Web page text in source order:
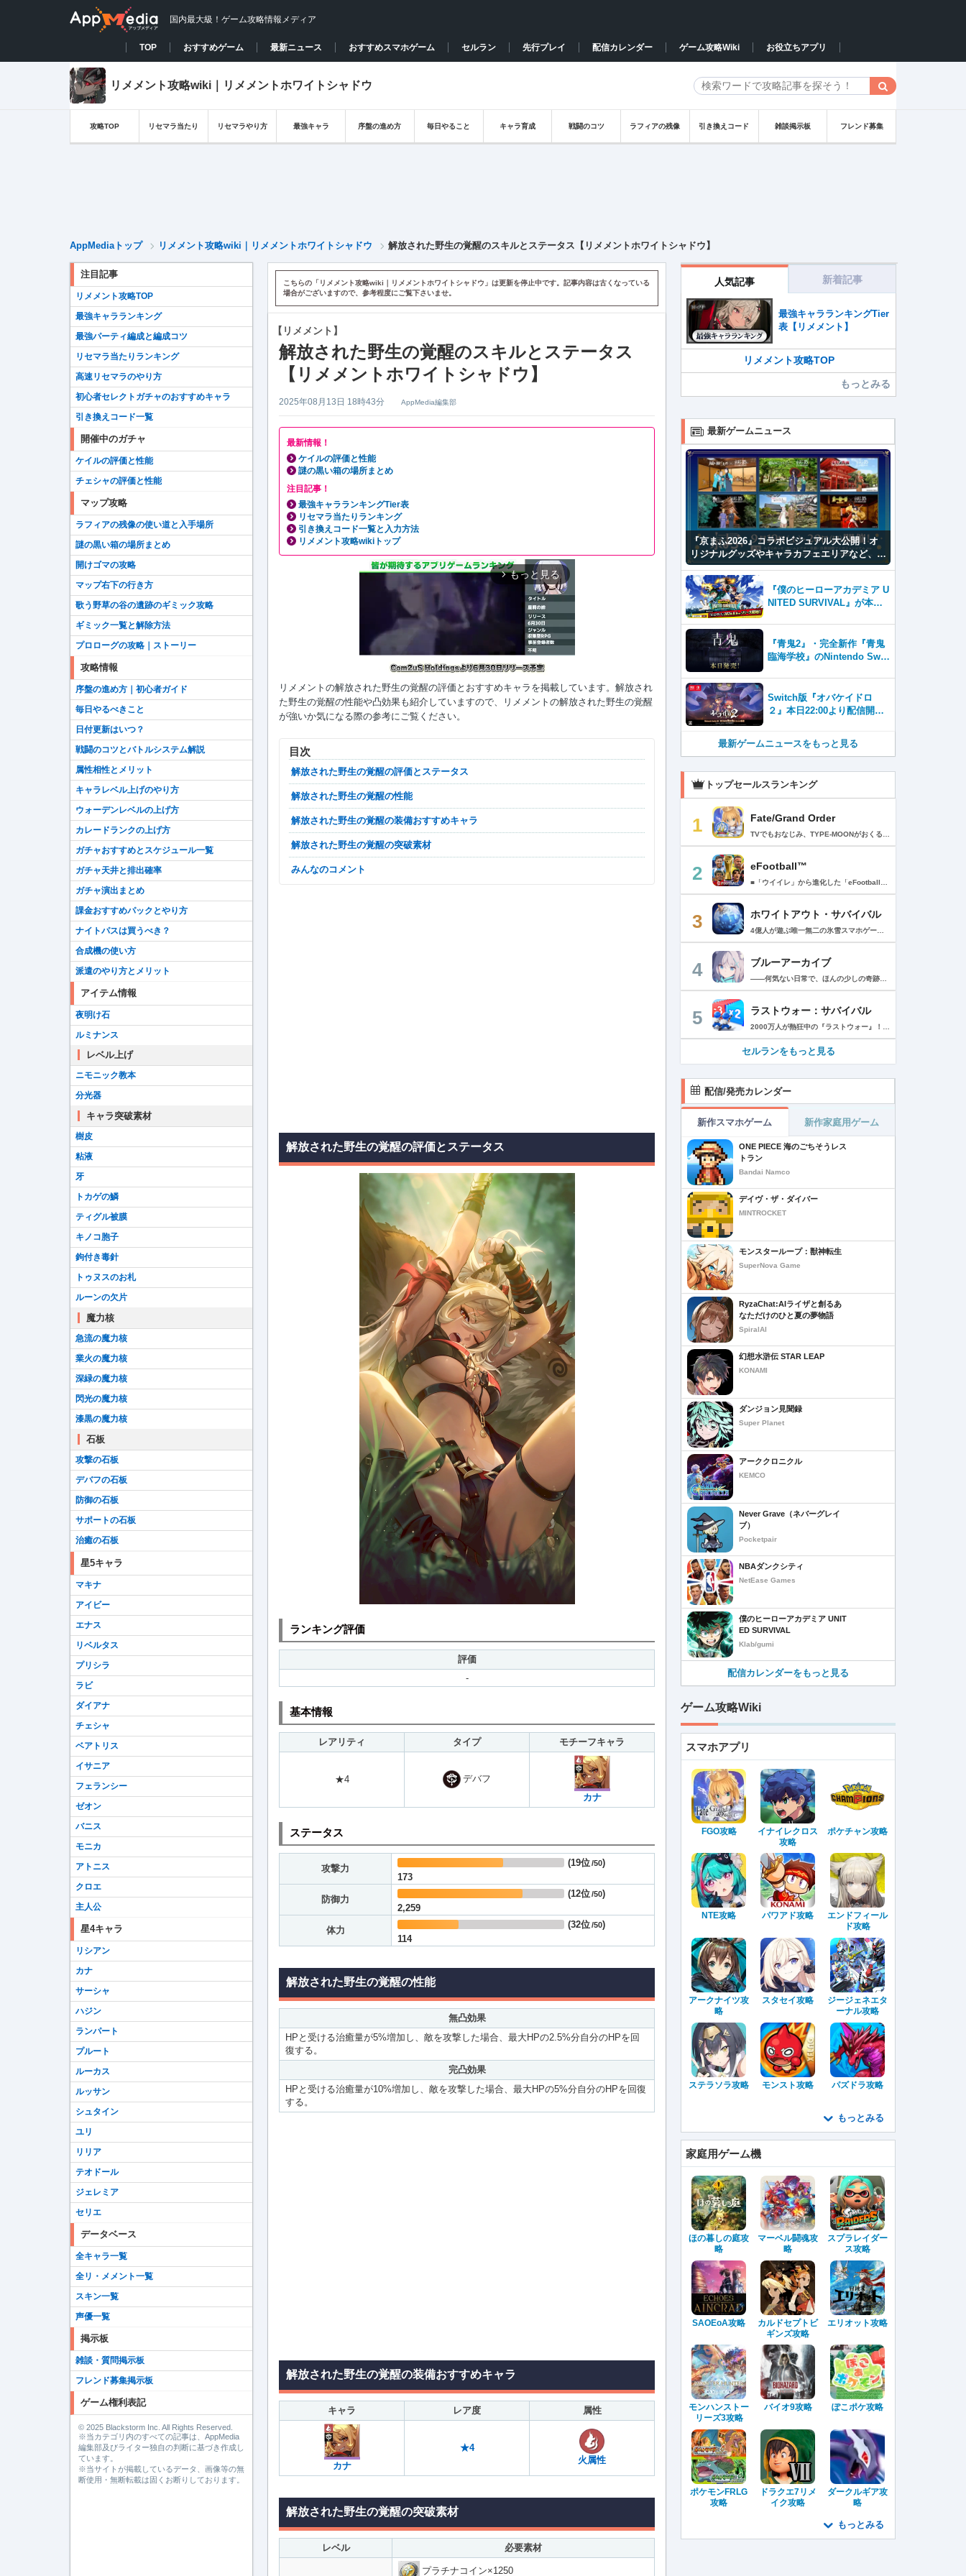
国内最大級！ゲーム攻略情報メディア
TOP おすすめゲーム 最新ニュース おすすめスマホゲーム セルラン 先行プレイ 配信カレンダー ゲーム攻略Wiki お役立ちアプリ
リメメント攻略wiki｜リメメントホワイトシャドウ
攻略TOP リセマラ当たり リセマラやり方 最強キャラ 序盤の進め方 毎日やること キャラ育成 戦闘のコツ ラフィアの残像 引き換えコード 雑談掲示板 フレンド募集
AppMediaトップ リメメント攻略wiki｜リメメントホワイトシャドウ 解放された野生の覚醒のスキルとステータス【リメメントホワイトシャドウ】
こちらの「リメメント攻略wiki｜リメメントホワイトシャドウ」は更新を停止中です。記事内容は古くなっている
場合がございますので、参考程度にご覧下さいませ。
【リメメント】
解放された野生の覚醒のスキルとステータス
【リメメントホワイトシャドウ】
2025年08月13日 18時43分 AppMedia編集部
最新情報！
ケイルの評価と性能
謎の黒い箱の場所まとめ
注目記事！
最強キャラランキングTier表
リセマラ当たりランキング
引き換えコード一覧と入力方法
リメメント攻略wikiトップ
arrow_forward_ios もっと見る
リメメントの解放された野生の覚醒の評価とおすすめキャラを掲載しています。解放され
た野生の覚醒の性能や凸効果も紹介していますので、リメメントの解放された野生の覚醒
が強いか気になる際の参考にご覧ください。
目次
解放された野生の覚醒の評価とステータス
解放された野生の覚醒の性能
解放された野生の覚醒の装備おすすめキャラ
解放された野生の覚醒の突破素材
みんなのコメント
解放された野生の覚醒の評価とステータス
ランキング評価
評価
-
基本情報
レアリティ タイプ モチーフキャラ
★4
デバフ
カナ
ステータス
攻撃力
173
(19位/50)
防御力
2,259
(12位/50)
体力
114
(32位/50)
解放された野生の覚醒の性能
無凸効果
HPと受ける治癒量が5%増加し、敵を攻撃した場合、最大HPの2.5%分自分のHPを回
復する。
完凸効果
HPと受ける治癒量が10%増加し、敵を攻撃した場合、最大HPの5%分自分のHPを回復
する。
解放された野生の覚醒の装備おすすめキャラ
キャラ レア度 属性
カナ
★4
火属性
解放された野生の覚醒の突破素材
レベル 必要素材
プラチナコイン×1250
注目記事
リメメント攻略TOP
最強キャラランキング
最強パーティ編成と編成コツ
リセマラ当たりランキング
高速リセマラのやり方
初心者セレクトガチャのおすすめキャラ
引き換えコード一覧
開催中のガチャ
ケイルの評価と性能
チェシャの評価と性能
マップ攻略
ラフィアの残像の使い道と入手場所
謎の黒い箱の場所まとめ
開けゴマの攻略
マップ右下の行き方
歌う野草の谷の遺跡のギミック攻略
ギミック一覧と解除方法
プロローグの攻略｜ストーリー
攻略情報
序盤の進め方｜初心者ガイド
毎日やるべきこと
日付更新はいつ？
戦闘のコツとバトルシステム解説
属性相性とメリット
キャラレベル上げのやり方
ウォーデンレベルの上げ方
カレードランクの上げ方
ガチャおすすめとスケジュール一覧
ガチャ天井と排出確率
ガチャ演出まとめ
課金おすすめパックとやり方
ナイトパスは買うべき？
合成機の使い方
派遣のやり方とメリット
アイテム情報
夜明け石
ルミナンス
レベル上げ
ニモニック教本
分光器
キャラ突破素材
樹皮
粘液
牙
トカゲの鱗
ティグル被膜
キノコ胞子
鉤付き毒針
トゥヌスのお札
ルーンの欠片
魔力核
急流の魔力核
業火の魔力核
深緑の魔力核
閃光の魔力核
漆黒の魔力核
石板
攻撃の石板
デバフの石板
防御の石板
サポートの石板
治癒の石板
星5キャラ
マキナ
アイビー
エナス
リベルタス
プリシラ
ラビ
ダイアナ
チェシャ
ベアトリス
イサニア
フェランシー
ゼオン
バニス
モニカ
アトニス
クロエ
主人公
星4キャラ
リシアン
カナ
サーシャ
ハジン
ランパート
プルート
ルーカス
ルッサン
シュタイン
ユリ
リリア
テオドール
ジェレミア
セリエ
データベース
全キャラ一覧
全リ・メメント一覧
スキン一覧
声優一覧
掲示板
雑談・質問掲示板
フレンド募集掲示板
ゲーム権利表記
© 2025 Blackstorm Inc. All Rights Reserved.
※当カテゴリ内のすべての記事は、AppMedia
編集部及びライター独自の判断に基づき作成し
ています。
※当サイトが掲載しているデータ、画像等の無
断使用・無断転載は固くお断りしております。
人気記事 新着記事
最強キャラランキングTier
表【リメメント】
リメメント攻略TOP
もっとみる
最新ゲームニュース
『京まふ2026』コラボビジュアル大公開！オ
リジナルグッズやキャラカフェエリアなど、見
どころ満載！！
『僕のヒーローアカデミア U
NITED SURVIVAL』が本日8
録者数100万を突破！
『青鬼2』・完全新作『青鬼
臨海学校』のNintendo Swit
売！
Switch版『オバケイドロ
２』本日22:00より配信開
最新ゲームニュースをもっと見る
トップセールスランキング
1 Fate/Grand Order
2 eFootball™
3 ホワイトアウト・サバイバル
4 ブルーアーカイブ
5 ラストウォー：サバイバル
セルランをもっと見る
配信/発売カレンダー
新作スマホゲーム 新作家庭用ゲーム
ONE PIECE 海のごちそうレス
トラン
Bandai Namco
デイヴ・ザ・ダイバー
MINTROCKET
モンスターループ：獣神転生
SuperNova Game
RyzaChat:AIライザと創るあ
なただけのひと夏の夢物語
SpiralAI
幻想水滸伝 STAR LEAP
KONAMI
ダンジョン見聞録
Super Planet
アーククロニクル
KEMCO
Never Grave（ネバーグレイ
ブ）
Pocketpair
NBAダンクシティ
NetEase Games
僕のヒーローアカデミア UNIT
ED SURVIVAL
Klab/gumi
配信カレンダーをもっと見る
ゲーム攻略Wiki
スマホアプリ
FGO攻略
イナイレクロス
攻略
ポケチャン攻略
NTE攻略 パワアド攻略
エンドフィール
ド攻略
アークナイツ攻
略
スタセイ攻略
ジージェネエタ
ーナル攻略
ステラソラ攻略 モンスト攻略 パズドラ攻略
もっとみる
家庭用ゲーム機
ほの暮しの庭攻
略
マーベル闘魂攻
略
スプラレイダー
ス攻略
SAOEoA攻略
カルドセプトビ
ギンズ攻略
エリオット攻略
モンハンストー
リーズ3攻略
バイオ9攻略 ぽこポケ攻略
ポケモンFRLG
攻略
ドラクエ7リメ
イク攻略
ダークルギア攻
略
もっとみる